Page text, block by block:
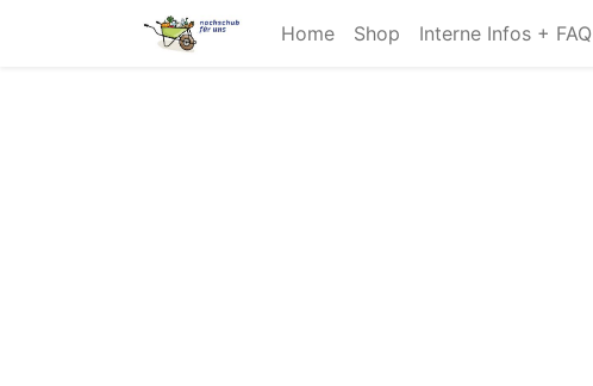
Home Shop Interne Infos + FAQ